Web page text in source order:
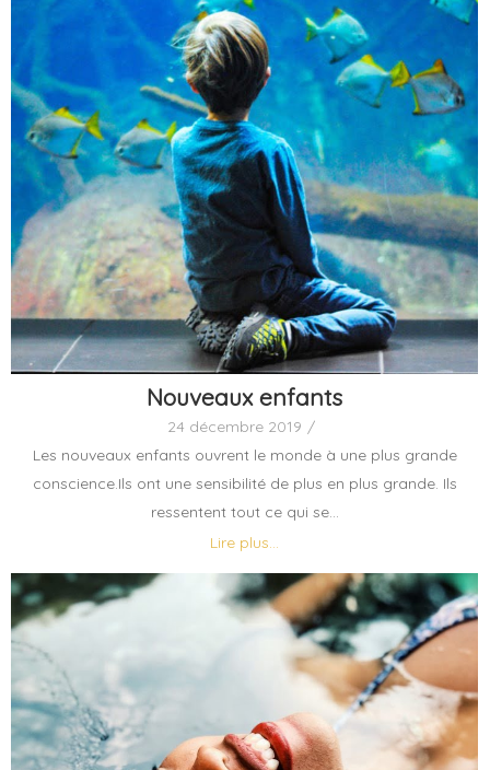
Nouveaux enfants
24 décembre 2019 /
Les nouveaux enfants ouvrent le monde à une plus grande
conscience.Ils ont une sensibilité de plus en plus grande. Ils
ressentent tout ce qui se...
Lire plus...